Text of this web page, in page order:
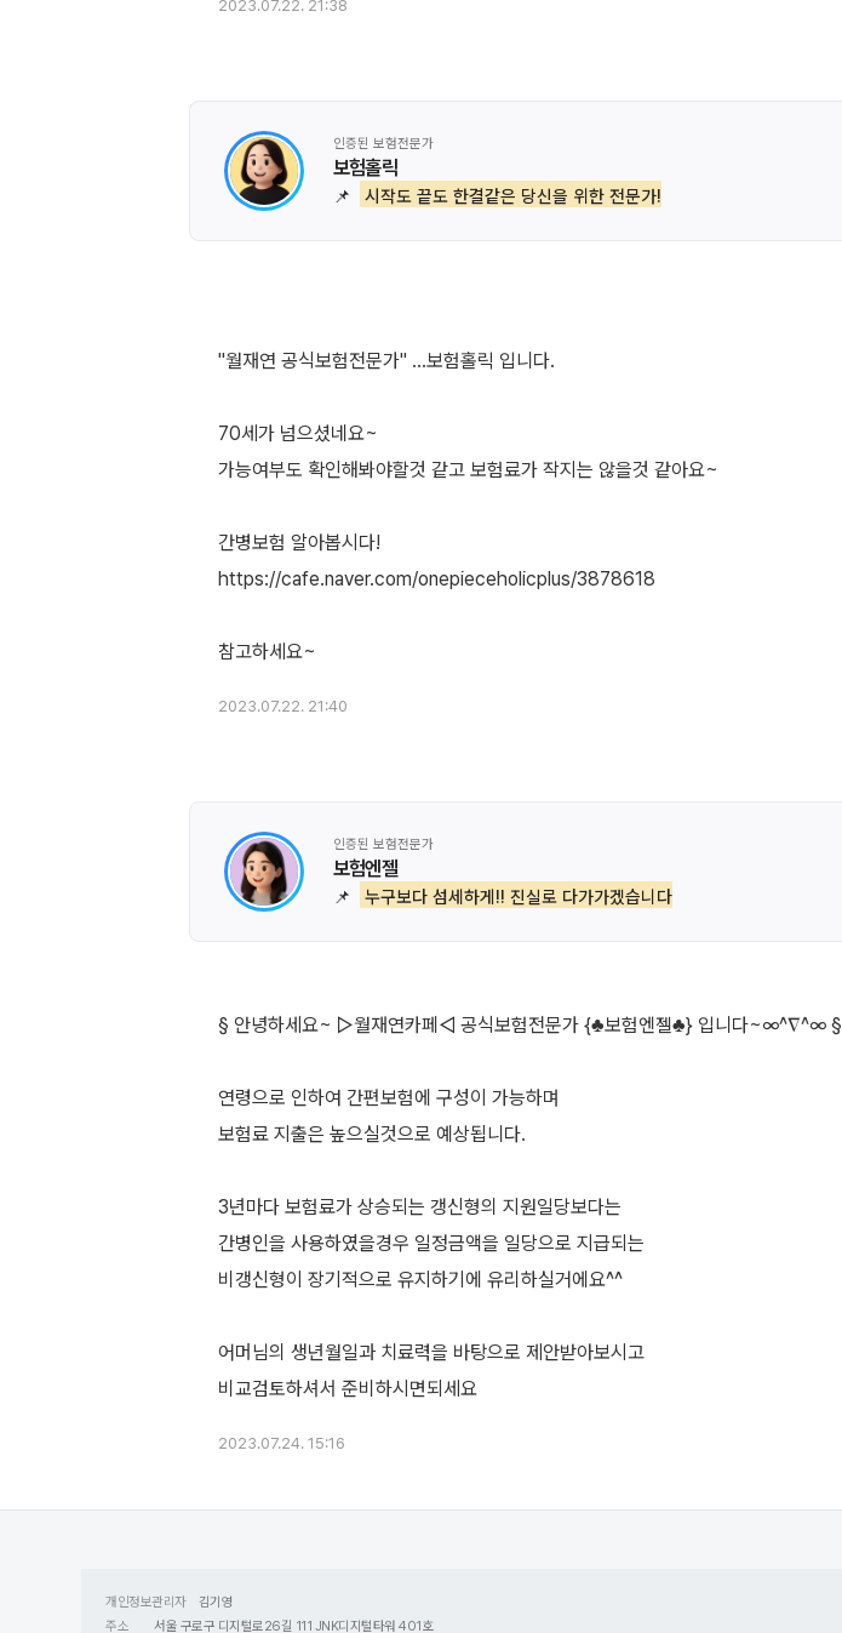
2023.07.22. 21:38
인증된 보험전문가
보험홀릭
📌 시작도 끝도 한결같은 당신을 위한 전문가!
"월재연 공식보험전문가" ...보험홀릭 입니다.
70세가 넘으셨네요~
가능여부도 확인해봐야할것 같고 보험료가 작지는 않을것 같아요~
간병보험 알아봅시다!
https://cafe.naver.com/onepieceholicplus/3878618
2023.07.22. 21:40
인증된 보험전문가
보험엔젤
📌 누구보다 섬세하게!! 진실로 다가가겠습니다
§ 안녕하세요~ ▷월재연카페◁ 공식보험전문가 {♣보험엔젤♣} 입니다~∞^∇^∞ §
연령으로 인하여 간편보험에 구성이 가능하며
보험료 지출은 높으실것으로 예상됩니다.
3년마다 보험료가 상승되는 갱신형의 지원일당보다는
간병인을 사용하였을경우 일정금액을 일당으로 지급되는
비갱신형이 장기적으로 유지하기에 유리하실거에요^^
어머님의 생년월일과 치료력을 바탕으로 제안받아보시고
2023.07.24. 15:16
개인정보관리자
김기영
주소
서울 구로구 디지털로26길 111 JNK디지털타워 401호